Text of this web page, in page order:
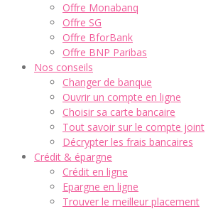
Offre Monabanq
Offre SG
Offre BforBank
Offre BNP Paribas
Nos conseils
Changer de banque
Ouvrir un compte en ligne
Choisir sa carte bancaire
Tout savoir sur le compte joint
Décrypter les frais bancaires
Crédit & épargne
Crédit en ligne
Epargne en ligne
Trouver le meilleur placement